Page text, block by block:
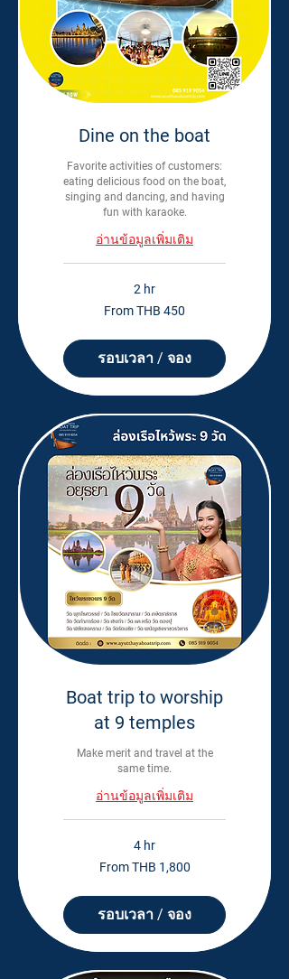
Dine on the boat
Favorite activities of customers:
eating delicious food on the boat,
singing and dancing, and having
fun with karaoke.
อ่านข้อมูลเพิ่มเติม
2 hr
From THB 450
รอบเวลา / จอง
Boat trip to worship
at 9 temples
Make merit and travel at the
same time.
อ่านข้อมูลเพิ่มเติม
4 hr
From THB 1,800
รอบเวลา / จอง